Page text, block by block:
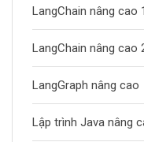
LangChain nâng cao 1
LangChain nâng cao
LangGraph nâng cao
Lập trình Java nâng